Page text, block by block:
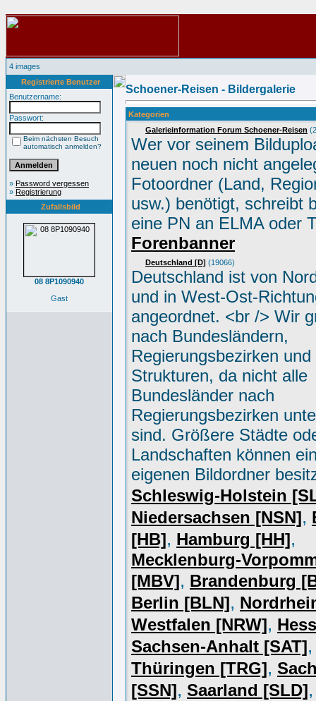
4 images
Registrierte Benutzer
Benutzername:
Passwort:
Beim nächsten Besuch
automatisch anmelden?
» Password vergessen
» Registrierung
Zufallsbild
08 8P1090940
Gast
Schoener-Reisen - Bildergalerie
Kategorien
Galerieinformation Forum Schoener-Reisen
Wer vor seinem
neuen noch nicht
Fotoordner (Land,
usw.) benötigt, schreibt
eine PN an ELMA oder
Forenbanner
Deutschland [D] (19066)
Deutschland ist von
und in West-Ost-
angeordnet. <br /> Wir
nach Bundesländern,
Regierungsbezirken
Strukturen, da nicht alle
Bundesländer nach
Regierungsbezirken
sind. Größere Städte
Landschaften können
eigenen Bildordner
Schleswig-Holstein
Niedersachsen [NSN],
[HB], Hamburg [HH],
Mecklenburg-
[MBV], Brandenburg
Berlin [BLN],
Westfalen [NRW],
Sachsen-Anhalt [SAT],
Thüringen [TRG],
[SSN], Saarland [SLD],